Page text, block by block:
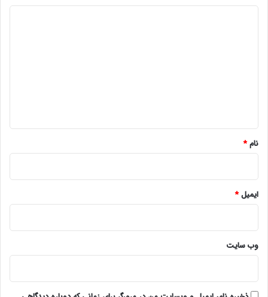
نام*
ایمیل*
وب‌ سایت